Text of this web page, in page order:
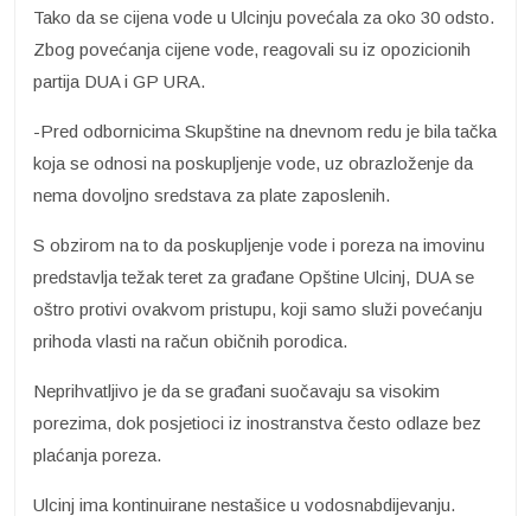
Tako da se cijena vode u Ulcinju povećala za oko 30 odsto.
Zbog povećanja cijene vode, reagovali su iz opozicionih
partija DUA i GP URA.
-Pred odbornicima Skupštine na dnevnom redu je bila tačka
koja se odnosi na poskupljenje vode, uz obrazloženje da
nema dovoljno sredstava za plate zaposlenih.
S obzirom na to da poskupljenje vode i poreza na imovinu
predstavlja težak teret za građane Opštine Ulcinj, DUA se
oštro protivi ovakvom pristupu, koji samo služi povećanju
prihoda vlasti na račun običnih porodica.
Neprihvatljivo je da se građani suočavaju sa visokim
porezima, dok posjetioci iz inostranstva često odlaze bez
plaćanja poreza.
Ulcinj ima kontinuirane nestašice u vodosnabdijevanju.